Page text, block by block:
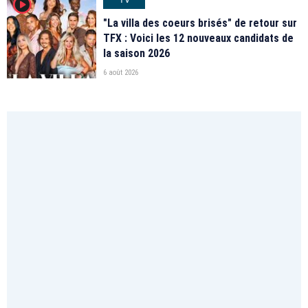
"La villa des coeurs brisés" de retour sur
TFX : Voici les 12 nouveaux candidats de
la saison 2026
6 août 2026